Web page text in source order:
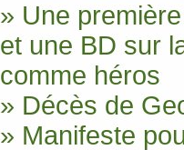
» Une
et une BD sur
comme héros
» Décès de
» Manifeste